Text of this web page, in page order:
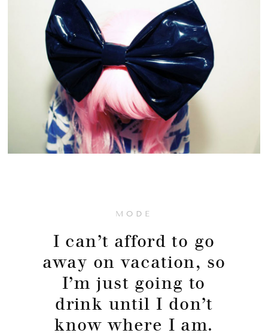
MODE
I can’t afford to go
away on vacation, so
I’m just going to
drink until I don’t
know where I am.